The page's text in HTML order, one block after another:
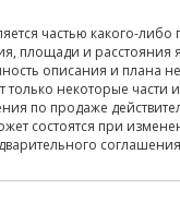
частью какого-
площади и расстояния
описания и плана не
некоторые части
по продаже
состоятся при